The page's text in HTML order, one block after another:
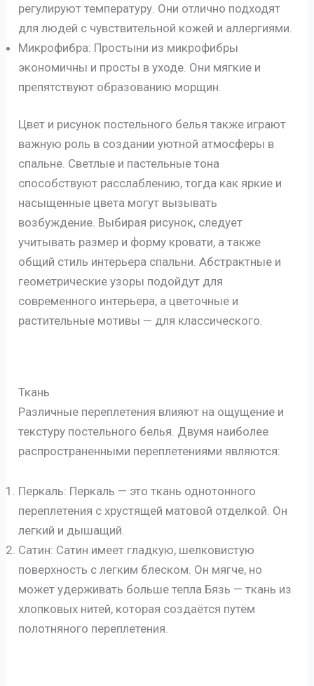
регулируют температуру. Они отлично подходят
для людей с чувствительной кожей и аллергиями.
Микрофибра: Простыни из микрофибры
экономичны и просты в уходе. Они мягкие и
препятствуют образованию морщин.
Цвет и рисунок постельного белья также играют
важную роль в создании уютной атмосферы в
спальне. Светлые и пастельные тона
способствуют расслаблению, тогда как яркие и
насыщенные цвета могут вызывать
возбуждение. Выбирая рисунок, следует
учитывать размер и форму кровати, а также
общий стиль интерьера спальни. Абстрактные и
геометрические узоры подойдут для
современного интерьера, а цветочные и
растительные мотивы — для классического.
Ткань
Различные переплетения влияют на ощущение и
текстуру постельного белья. Двумя наиболее
распространенными переплетениями являются:
Перкаль: Перкаль — это ткань однотонного
переплетения с хрустящей матовой отделкой. Он
легкий и дышащий.
Сатин: Сатин имеет гладкую, шелковистую
поверхность с легким блеском. Он мягче, но
может удерживать больше тепла.Бязь — ткань из
хлопковых нитей, которая создаётся путём
полотняного переплетения.